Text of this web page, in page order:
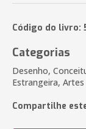
Código do livro:
Categorias
Desenho,
Estrangeira, Artes
Compartilhe